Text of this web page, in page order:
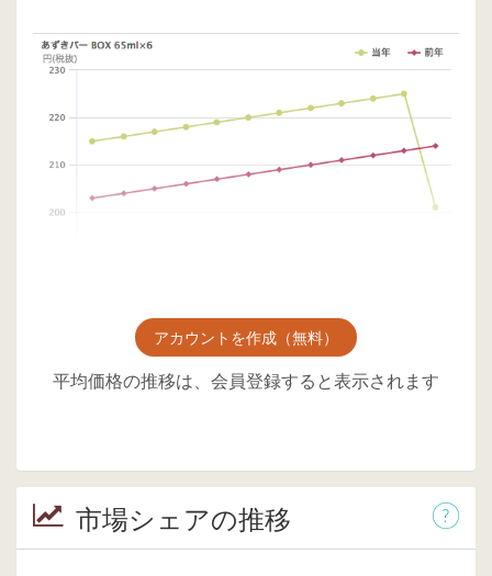
アカウントを作成（無料）
平均価格の推移は、会員登録すると表示されます
市場シェアの推移